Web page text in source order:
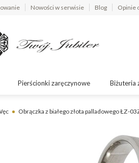
Nowości w serwisie Blog Opinie
Pierścionki zaręczynowe Biżuteria
Obrączka z białego złota palladowego ŁZ-